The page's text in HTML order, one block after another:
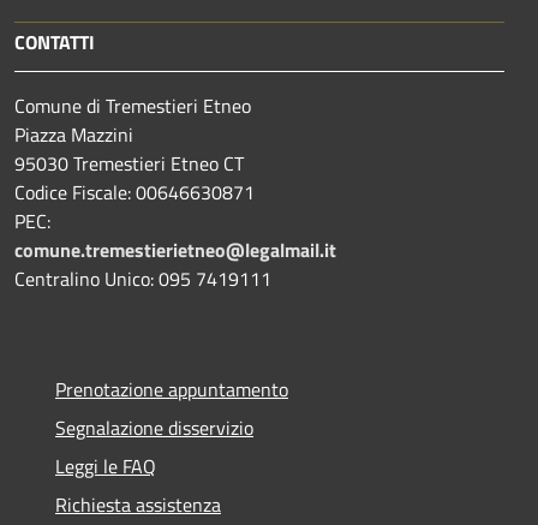
CONTATTI
Comune di Tremestieri Etneo
Piazza Mazzini
95030 Tremestieri Etneo CT
Codice Fiscale: 00646630871
PEC:
comune.tremestierietneo@legalmail.it
Centralino Unico: 095 7419111
Prenotazione appuntamento
Segnalazione disservizio
Leggi le FAQ
Richiesta assistenza